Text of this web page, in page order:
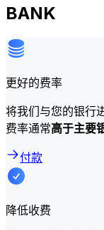
BANK
更好的费率
将我们与您的银行
费率通常高于主要
付款
降低收费